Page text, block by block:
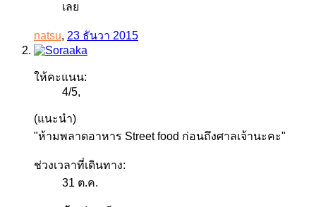
เลย
natsu, 23 ธันวา 2015
ให้คะแนน:
4/5,
(แนะนำ)
"ห้ามพลาดอาหาร Street food ก่อนถึงศาลเจ้านะคะ"
ช่วงเวลาที่เดินทาง:
31 ต.ค.